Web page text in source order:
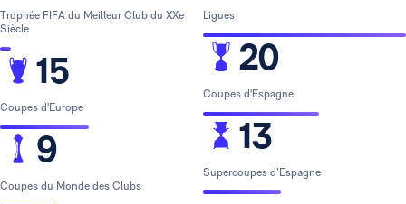
Trophée FIFA du Meilleur Club du XXe
Siècle
15
Coupes d'Europe
9
Coupes du Monde des Clubs
Ligues
20
Coupes d'Espagne
13
Supercoupes d’Espagne